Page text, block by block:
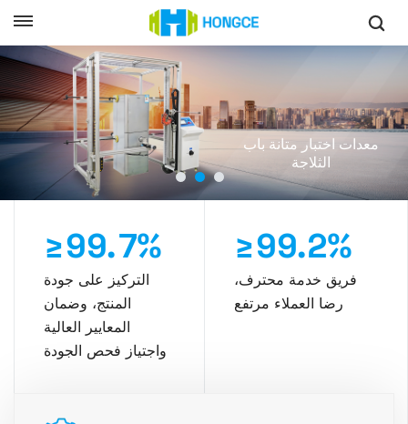
معدات اختبار متانة باب
الثلاجة
≥99.7%
التركيز على جودة
المنتج، وضمان
المعايير العالية
واجتياز فحص الجودة
≥99.2%
فريق خدمة محترف،
رضا العملاء مرتفع